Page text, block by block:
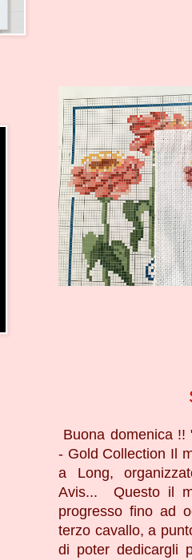
Buona domenica !!
- Gold Collection Il
a Long,
Avis... Questo il
progresso fino ad
terzo cavallo, a
di poter dedicargli